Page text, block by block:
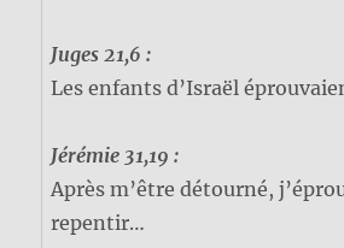
Juges 21,6 :
Les enfants d’Israël
Jérémie 31,19 :
Après m’être détourné,
repentir…